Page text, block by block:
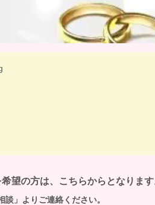
望の方は、こちらからとなります
」よりご連絡ください。